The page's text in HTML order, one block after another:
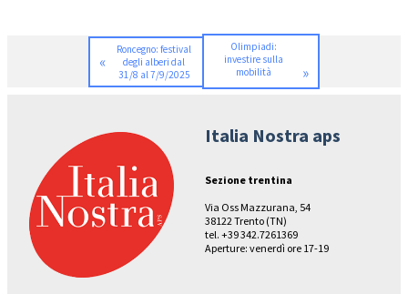
«
Roncegno: festival
degli alberi dal
31/8 al 7/9/2025
Olimpiadi:
investire sulla
mobilità
»
Italia Nostra aps
Sezione trentina
Via Oss Mazzurana, 54
38122 Trento (TN)
tel. +39 342.7261369
Aperture: venerdì ore 17-19